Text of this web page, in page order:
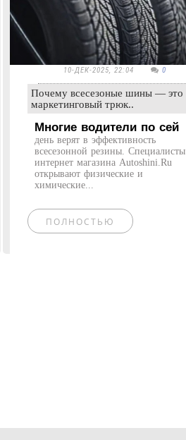
10-ДЕК-2025, 22:04 0
Почему всесезоные шины — это
маркетинговый трюк..
Многие водители по сей
день верят в эффективность
всесезонной резины. Специалисты
интернет магазина Autoshini.Ru
открывают физические и
химические...
ПОЛНОСТЬЮ